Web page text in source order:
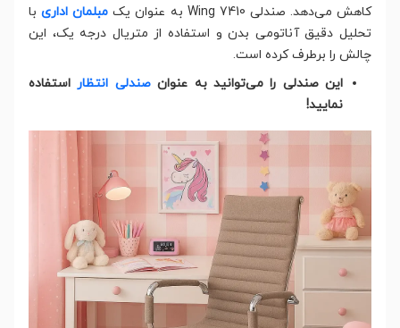
کاهش می‌دهد. صندلی Wing 7410 به عنوان یک
مبلمان اداریبا
تحلیل دقیق آناتومی بدن و استفاده از متریال درجه یک، این
چالش را برطرف کرده است.
این صندلی را می‌توانید به عنوانصندلی انتظار استفاده
نمایید!